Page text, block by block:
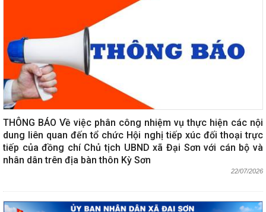
THÔNG BÁO Về việc phân công nhiệm vụ thực hiện các nội
dung liên quan đến tổ chức Hội nghị tiếp xúc đối thoại trực
tiếp của đồng chí Chủ tịch UBND xã Đại Sơn với cán bộ và
nhân dân trên địa bàn thôn Kỳ Sơn
22/07/2026